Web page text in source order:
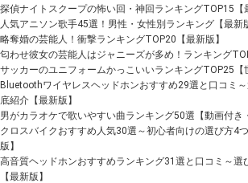
探偵ナイトスクープの怖い回・神回ランキングTOP15【
人気アニソン歌手45選！男性・女性別ランキング【最新
略奪婚の芸能人！衝撃ランキングTOP20【最新版】
匂わせ彼女の芸能人はジャニーズが多め！ランキング
サッカーのユニフォームかっこいいランキングTOP25【
Bluetoothワイヤレスヘッドホンおすすめ29選と口コミ
底紹介【最新版】
男がカラオケで歌いやすい曲ランキング50選【動画付き
クロスバイクおすすめ人気30選～初心者向けの選び方4
版】
高音質ヘッドホンおすすめランキング31選と口コミ～選
【最新版】